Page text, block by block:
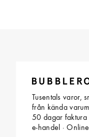
Tusentals varor,
från kända
50 dagar faktura
e-handel ·